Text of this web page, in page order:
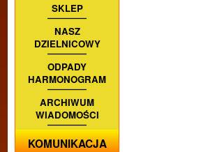
SKLEP
NASZ
DZIELNICOWY
ODPADY
HARMONOGRAM
ARCHIWUM
WIADOMOŚCI
KOMUNIKACJA